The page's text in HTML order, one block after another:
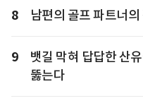
8 남편의 골프 파트너의
9
뱃길 막혀 답답한 산
뚫는다